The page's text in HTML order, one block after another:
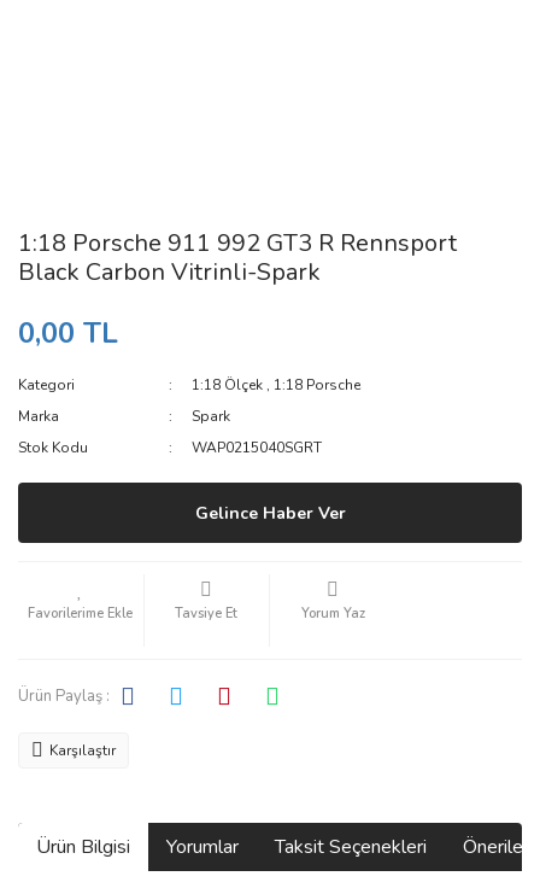
1:18 Porsche 911 992 GT3 R Rennsport
Black Carbon Vitrinli-Spark
0,00 TL
Kategori 1:18 Ölçek , 1:18 Porsche
Marka
Spark
Stok Kodu
WAP0215040SGRT
Gelince Haber Ver
Tavsiye Et Yorum Yaz
Ürün Paylaş :
Karşılaştır
Ürün Bilgisi Yorumlar Taksit Seçenekleri